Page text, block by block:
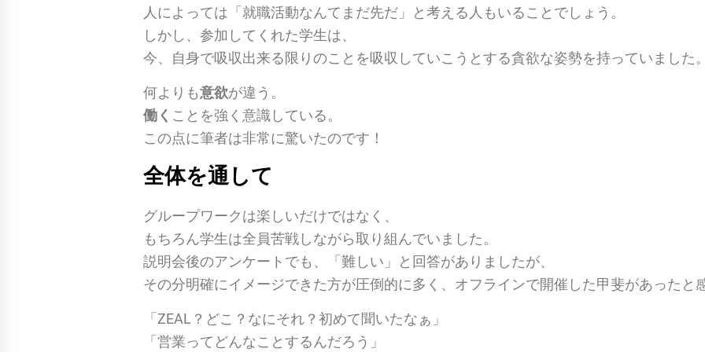
人によっては「就職活動なんてまだ先だ」と考える人もいることでしょう。
しかし、参加してくれた学生は、
今、自身で吸収出来る限りのことを吸収していこう とする貪欲な姿勢を持っていました。
何よりも意欲が違う。
働く ことを強く意識している。
この点に筆者は非常に驚いたのです！
全体を通して
グループワークは楽しいだけではなく、
もちろん学生は全員苦戦しながら取り組んでいました。
説明会後のアンケートでも、「難しい」と回答がありましたが、
その分明確にイメージできた方が圧倒的に多く、オフラインで開催した甲斐があったと
「ZEAL？どこ？なにそれ？初めて聞いたなぁ」
「営業ってどんなことするんだろう」